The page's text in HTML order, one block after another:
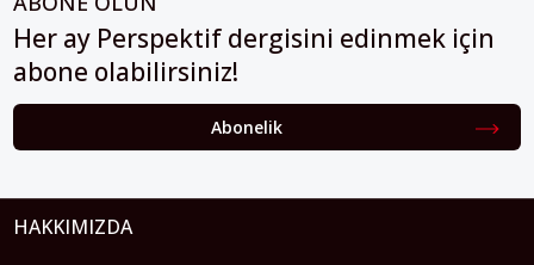
Her ay Perspektif dergisini edinmek için
abone olabilirsiniz!
Abonelik
HAKKIMIZDA